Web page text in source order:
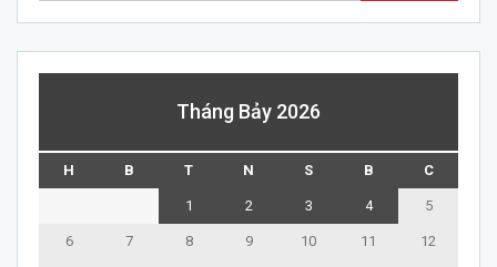
Tháng Bảy 2026
H B T N S B C
1 2 3 4 5
6 7 8 9 10 11 12